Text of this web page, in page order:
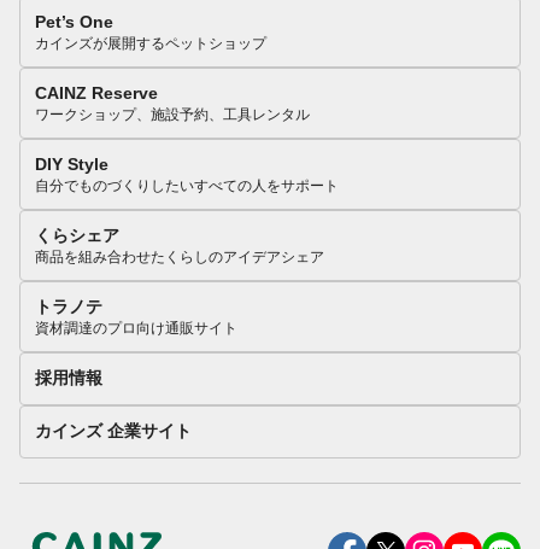
Pet’s One
カインズが展開するペットショップ
CAINZ Reserve
ワークショップ、施設予約、工具レンタル
DIY Style
自分でものづくりしたいすべての人をサポート
くらシェア
商品を組み合わせたくらしのアイデアシェア
トラノテ
資材調達のプロ向け通販サイト
採用情報
カインズ 企業サイト